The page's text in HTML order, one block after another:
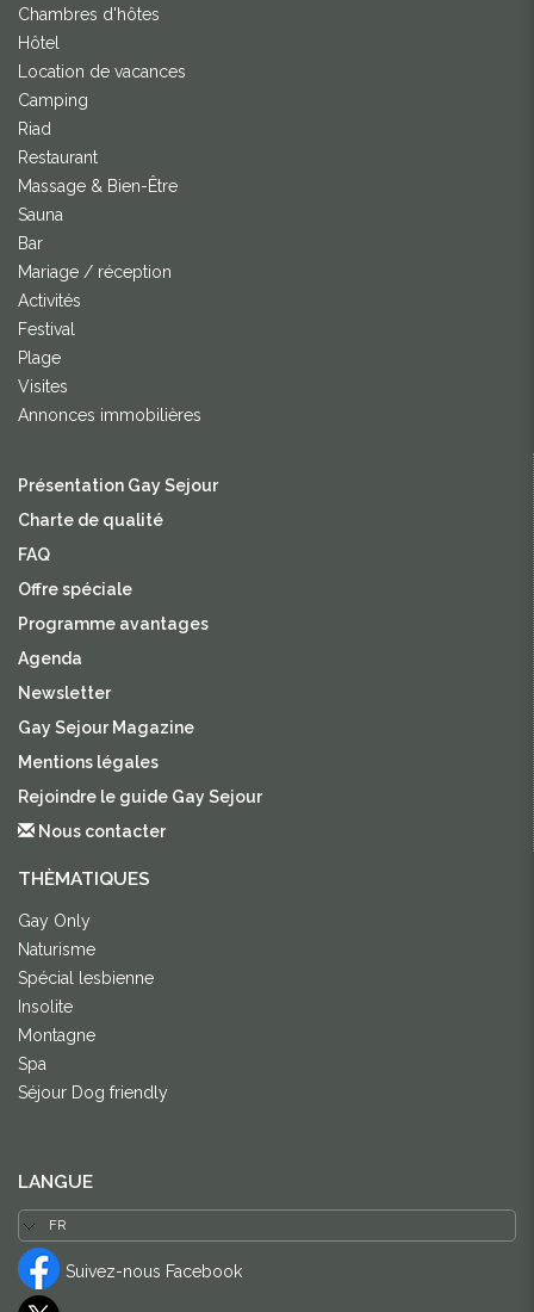
Chambres d'hôtes
Hôtel
Location de vacances
Camping
Riad
Restaurant
Massage & Bien-Être
Sauna
Bar
Mariage / réception
Activités
Festival
Plage
Visites
Annonces immobilières
Présentation Gay Sejour
Charte de qualité
FAQ
Offre spéciale
Programme avantages
Agenda
Newsletter
Gay Sejour Magazine
Mentions légales
Rejoindre le guide Gay Sejour
Nous contacter
THÈMATIQUES
Gay Only
Naturisme
Spécial lesbienne
Insolite
Montagne
Spa
Séjour Dog friendly
LANGUE
Suivez-nous Facebook